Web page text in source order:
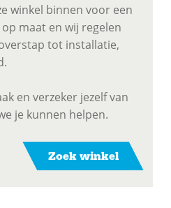
winkel binnen voor een
maat en wij regelen
tot installatie,
en verzeker jezelf van
je kunnen helpen.
Zoek winkel